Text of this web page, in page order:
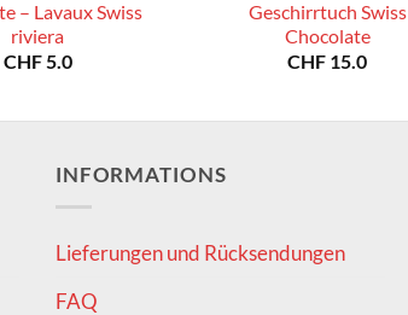
– Lavaux Swiss
riviera
CHF5.0
Geschirrtuch Swiss
Chocolate
CHF 15.0
INFORMATIONS
Lieferungen und Rücksendungen
FAQ